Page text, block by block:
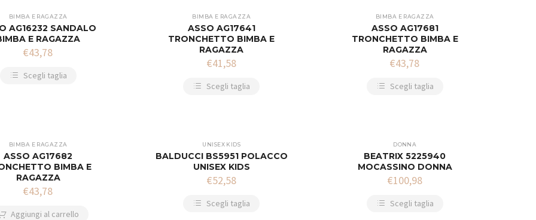
BIMBA E RAGAZZA
AG16232 SANDALO
E RAGAZZA
€43,78
Scegli taglia
BIMBA E RAGAZZA
ASSO AG17641
TRONCHETTO BIMBA E
RAGAZZA
€41,58
Scegli taglia
BIMBA E RAGAZZA
ASSO AG17681
TRONCHETTO BIMBA E
RAGAZZA
€43,78
Scegli taglia
BIMBA E RAGAZZA
ASSO AG17682
BIMBA E
RAGAZZA
€43,78
Aggiungi al carrello
UNISEX KIDS
BALDUCCI BS5951 POLACCO
UNISEX KIDS
€52,58
Scegli taglia
DONNA
BEATRIX 5225940
MOCASSINO DONNA
€100,98
Scegli taglia